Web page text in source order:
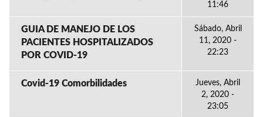
11:46
GUIA DE MANEJO DE LOS
PACIENTES HOSPITALIZADOS
POR COVID-19
Sábado, Abril
11, 2020 -
22:23
Covid-19 Comorbilidades
Jueves, Abril
2, 2020 -
23:05